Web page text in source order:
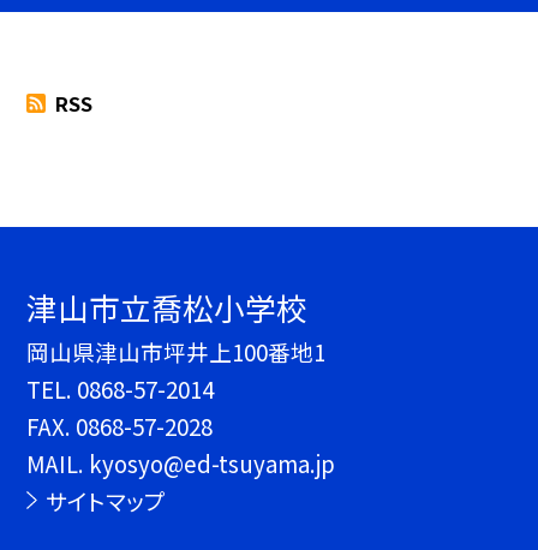
RSS
津山市立喬松小学校
岡山県津山市坪井上100番地1
TEL. 0868-57-2014
FAX. 0868-57-2028
MAIL. kyosyo@ed-tsuyama.jp
サイトマップ